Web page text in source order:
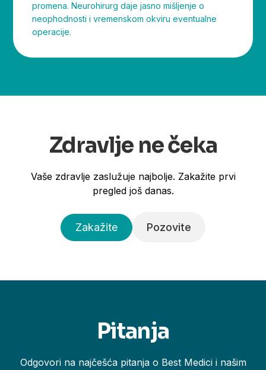
promena. Neurohirurg daje jasno mišljenje o
neophodnosti i vremenskom okviru eventualne
operacije.
Zdravlje ne čeka
Vaše zdravlje zaslužuje najbolje. Zakažite prvi
pregled još danas.
Zakažite Pozovite
Pitanja
Odgovori na najčešća pitanja o Best Medici i našim